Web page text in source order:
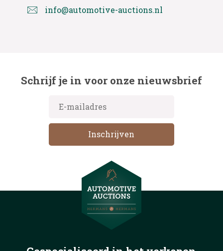
info@automotive-auctions.nl
Schrijf je in voor onze nieuwsbrief